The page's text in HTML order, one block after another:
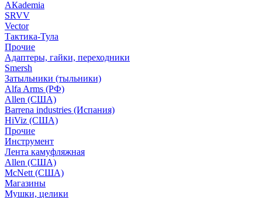
АКademia
SRVV
Vector
Тактика-Тула
Прочие
Адаптеры, гайки, переходники
Smersh
Затыльники (тыльники)
Alfa Arms (РФ)
Allen (США)
Barrena industries (Испания)
HiViz (США)
Прочие
Инструмент
Лента камуфляжная
Allen (США)
McNett (США)
Магазины
Мушки, целики